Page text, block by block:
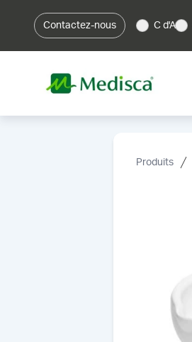
Contactez-nous C d'A
Produits